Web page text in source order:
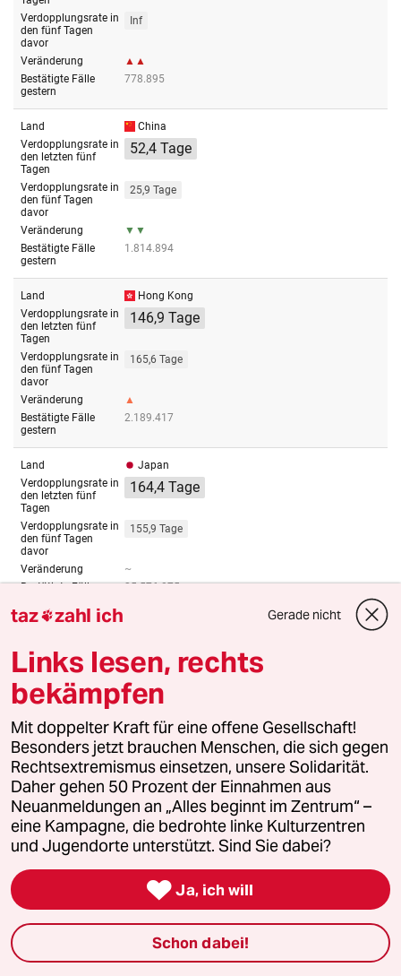
taz zahl ich Gerade nicht
Links lesen, rechts
bekämpfen
Mit doppelter Kraft für eine offene Gesellschaft!
Besonders jetzt brauchen Menschen, die sich gegen
Rechtsextremismus einsetzen, unsere Solidarität.
Daher gehen 50 Prozent der Einnahmen aus
Neuanmeldungen an „Alles beginnt im Zentrum“ –
eine Kampagne, die bedrohte linke Kulturzentren
und Jugendorte unterstützt. Sind Sie dabei?
 Ja, ich will
Schon dabei!